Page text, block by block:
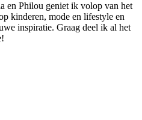
en Philou geniet ik volop van het
kinderen, mode en lifestyle en
inspiratie. Graag deel ik al het